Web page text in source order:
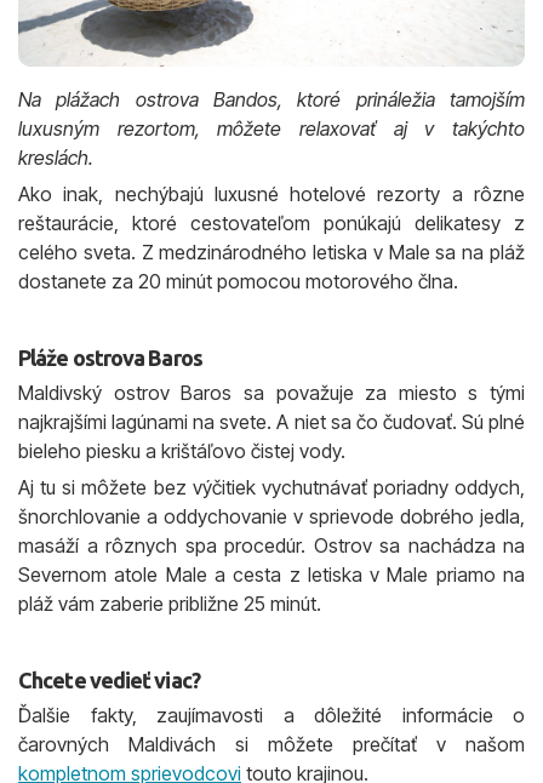
Na plážach ostrova Bandos, ktoré prináležia tamojším
luxusným rezortom, môžete relaxovať aj v takýchto
kreslách.
Ako inak, nechýbajú luxusné hotelové rezorty a rôzne
reštaurácie, ktoré cestovateľom ponúkajú delikatesy z
celého sveta. Z medzinárodného letiska v Male sa na pláž
dostanete za 20 minút pomocou motorového člna.
Pláže ostrova Baros
Maldivský ostrov Baros sa považuje za miesto s tými
najkrajšími lagúnami na svete. A niet sa čo čudovať. Sú plné
bieleho piesku a krištáľovo čistej vody.
Aj tu si môžete bez výčitiek vychutnávať poriadny oddych,
šnorchlovanie a oddychovanie v sprievode dobrého jedla,
masáží a rôznych spa procedúr. Ostrov sa nachádza na
Severnom atole Male a cesta z letiska v Male priamo na
pláž vám zaberie približne 25 minút.
Chcete vedieť viac?
Ďalšie fakty, zaujímavosti a dôležité informácie o
čarovných Maldivách si môžete prečítať v našom
kompletnom sprievodcovi touto krajinou.